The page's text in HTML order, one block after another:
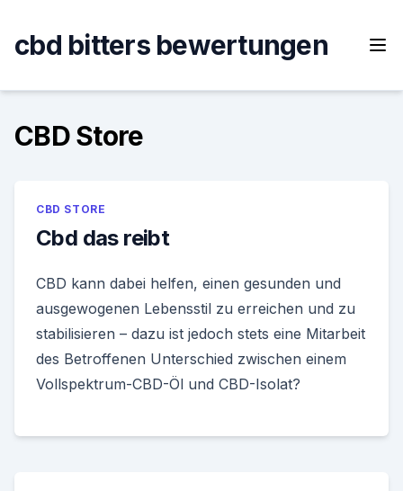
content
cbd bitters bewertungen
CBD Store
CBD STORE
Cbd das reibt
CBD kann dabei helfen, einen gesunden und
ausgewogenen Lebensstil zu erreichen und zu
stabilisieren – dazu ist jedoch stets eine Mitarbeit
des Betroffenen Unterschied zwischen einem
Vollspektrum-CBD-Öl und CBD-Isolat?